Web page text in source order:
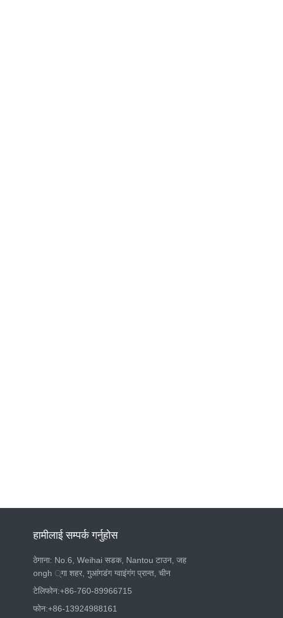
हामीलाई सम्पर्क गर्नुहोस
ठेगाना: No.6, Weihai सडक, Nantou टाउन, जह
ongh ्गा शहर, गुआंगडंग ग्वाइंगंग प्रान्त, चीन
टेलिफोन:+86-760-89966715
फोन:+86-13924988161